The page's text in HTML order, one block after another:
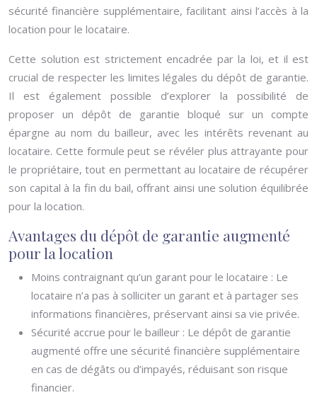
sécurité financière supplémentaire, facilitant ainsi l’accès à la
location pour le locataire.
Cette solution est strictement encadrée par la loi, et il est
crucial de respecter les limites légales du dépôt de garantie.
Il est également possible d’explorer la possibilité de
proposer un dépôt de garantie bloqué sur un compte
épargne au nom du bailleur, avec les intérêts revenant au
locataire. Cette formule peut se révéler plus attrayante pour
le propriétaire, tout en permettant au locataire de récupérer
son capital à la fin du bail, offrant ainsi une solution équilibrée
pour la location.
Avantages du dépôt de garantie augmenté
pour la location
Moins contraignant qu’un garant pour le locataire : Le
locataire n’a pas à solliciter un garant et à partager ses
informations financières, préservant ainsi sa vie privée.
Sécurité accrue pour le bailleur : Le dépôt de garantie
augmenté offre une sécurité financière supplémentaire
en cas de dégâts ou d’impayés, réduisant son risque
financier.